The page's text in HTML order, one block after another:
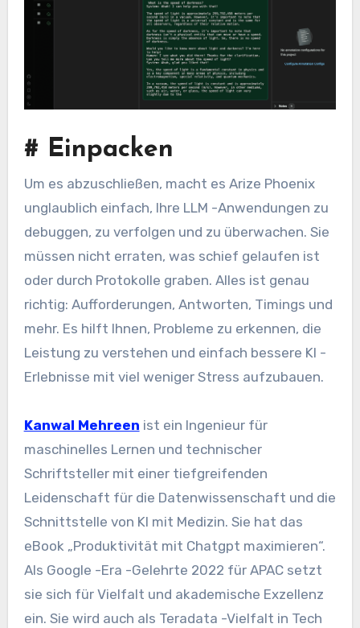
# Einpacken
Um es abzuschließen, macht es Arize Phoenix
unglaublich einfach, Ihre LLM -Anwendungen zu
debuggen, zu verfolgen und zu überwachen. Sie
müssen nicht erraten, was schief gelaufen ist
oder durch Protokolle graben. Alles ist genau
richtig: Aufforderungen, Antworten, Timings und
mehr. Es hilft Ihnen, Probleme zu erkennen, die
Leistung zu verstehen und einfach bessere KI -
Erlebnisse mit viel weniger Stress aufzubauen.
Kanwal Mehreen ist ein Ingenieur für
maschinelles Lernen und technischer
Schriftsteller mit einer tiefgreifenden
Leidenschaft für die Datenwissenschaft und die
Schnittstelle von KI mit Medizin. Sie hat das
eBook „Produktivität mit Chatgpt maximieren“.
Als Google -Era -Gelehrte 2022 für APAC setzt
sie sich für Vielfalt und akademische Exzellenz
ein. Sie wird auch als Teradata -Vielfalt in Tech